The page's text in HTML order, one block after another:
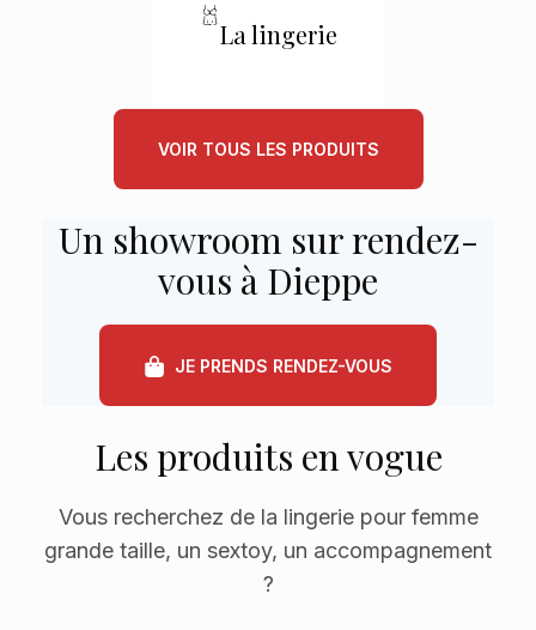
La lingerie
VOIR TOUS LES PRODUITS
Un showroom sur rendez-
vous à Dieppe
JE PRENDS RENDEZ-VOUS
Les produits en vogue
Vous recherchez de la lingerie pour femme
grande taille, un sextoy, un accompagnement
?